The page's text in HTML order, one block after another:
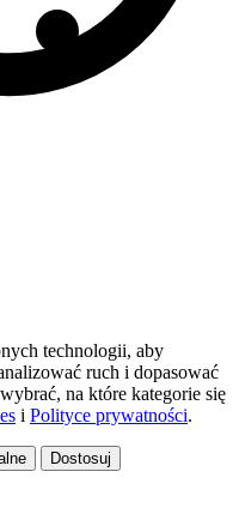
technologii, aby
ruch i dopasować
na które kategorie się
i Polityce prywatności.
Dostosuj